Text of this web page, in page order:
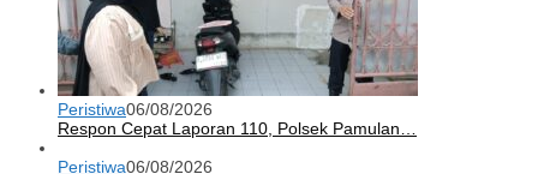
Peristiwa06/08/2026
Respon Cepat Laporan 110, Polsek Pamulan…
Peristiwa06/08/2026